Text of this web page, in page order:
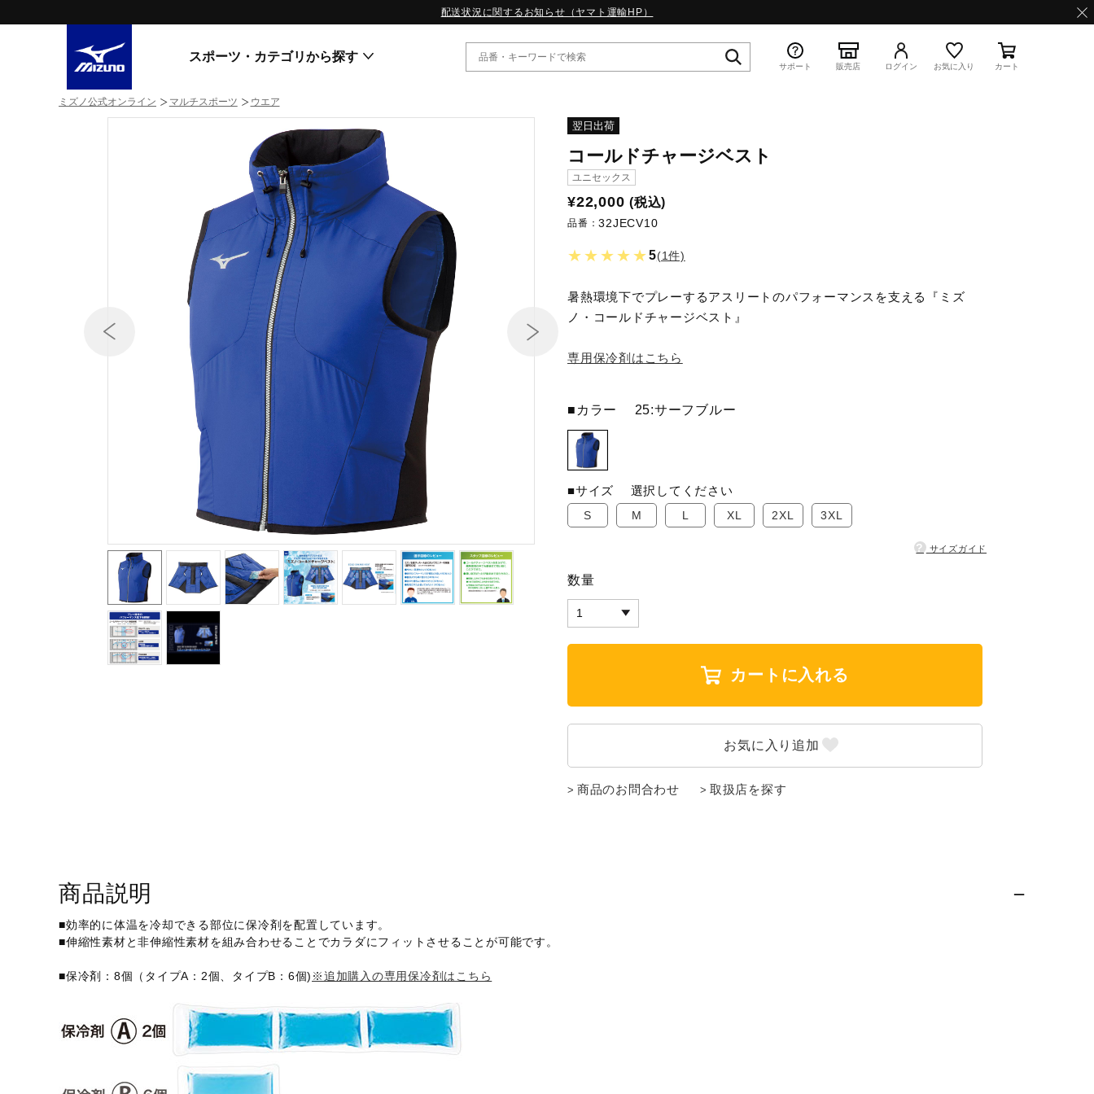
配送状況に関するお知らせ（ヤマト運輸HP）
スポーツ・カテゴリから探す
スニーカー
ウィンタースポーツ
ワーキング
ウォーキングシューズ
ライフスタイルグッズ
コラボ／ライセンス
その他
スニーカー
すべてのシリーズ
WAVE PROPHECY
MORELIA LS
WAVE RIDER
ゴアテックス
コラボレーション
その他シリーズ
WP13.2｜特集
MORELIA LS｜特集
W.PROPHECY1｜特集
WP MAGIC MITA｜特集
WP STRAP｜特集
スペシャルカラーパック｜特集
WP STRAP 2｜特集
マーガレット・ハウエル｜特集
KICKS & ECHO｜特集
スニーカー商品をすべて見る
サポート 販売店 ログイン お気に入り カート
ミズノ公式オンライン マルチスポーツ ウエア
翌日出荷
コールドチャージベスト
ユニセックス
¥22,000 (税込)
品番：32JECV10
★★★★★5(1件)
暑熱環境下でプレーするアスリートのパフォーマンスを支える『ミズ
ノ・コールドチャージベスト』
専用保冷剤はこちら
■カラー 25:サーフブルー
■サイズ 選択してください
S M L XL 2XL 3XL
? サイズガイド
数量
カートに入れる
商品のお問合わせ 取扱店を探す
商品説明
■効率的に体温を冷却できる部位に保冷剤を配置しています。
■伸縮性素材と非伸縮性素材を組み合わせることでカラダにフィットさせることが可能です。
■保冷剤：8個（タイプA：2個、タイプB：6個) ※追加購入の専用保冷剤はこちら